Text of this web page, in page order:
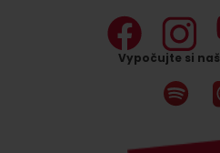
Vypočujte si